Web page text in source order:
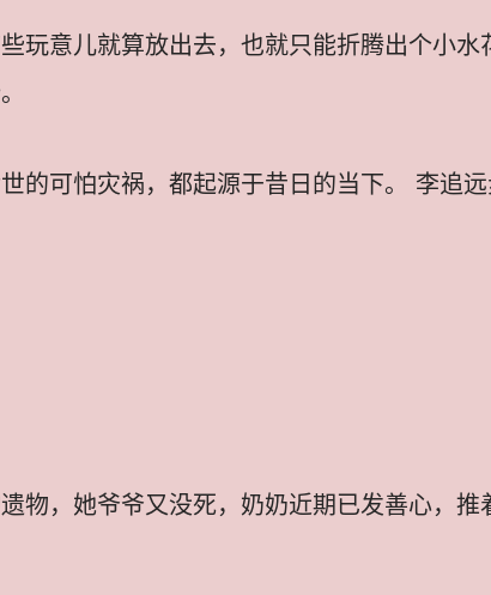
玩意儿就算放出去，也就只能折腾出个小水
的可怕灾祸，都起源于昔日的当下。 李追
物，她爷爷又没死，奶奶近期已发善心，推